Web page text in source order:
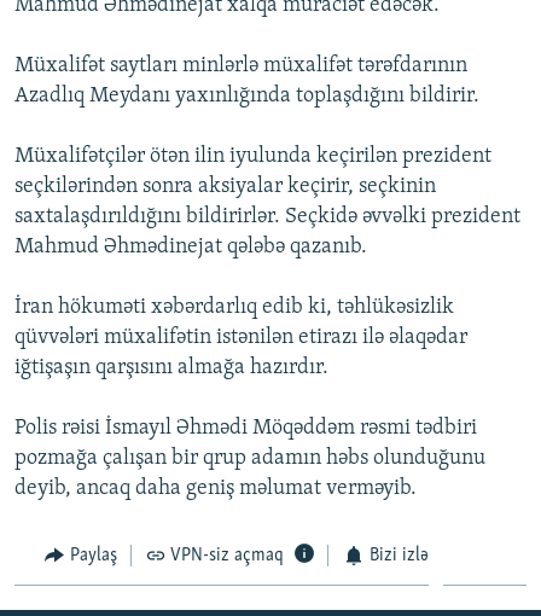
VIDEO
FOTOQALEREYA
İNFOQRAFIKA
KARIKATURA
RADIO ARXIV
OXU ZALI
AZƏRBAYCAN ƏDƏBIYYATI KITABXANASI
İSLAM VƏ DEMOKRATIYA
İZ - MƏDƏNIYYƏT PROQRAMI
HAQQIMIZDA
MISSIYAMIZ
PEŞƏ ETIKASI VƏ JURNALISTIKA STANDARTLARIMIZ
MATERIALLARIMIZDAN ISTIFADƏ
AZADLIQRADIOSU MOBIL TELEFONUNUZDA
XƏBƏR BÜLLETENLƏRIMIZ
RFE/RL-in bütün saytları
Mahmud Əhmədinejat xalqa müraciət edəcək.
Müxalifət saytları minlərlə müxalifət tərəfdarının
Azadlıq Meydanı yaxınlığında toplaşdığını bildirir.
Müxalifətçilər ötən ilin iyulunda keçirilən prezident
seçkilərindən sonra aksiyalar keçirir, seçkinin
saxtalaşdırıldığını bildirirlər. Seçkidə əvvəlki prezident
Mahmud Əhmədinejat qələbə qazanıb.
İran hökuməti xəbərdarlıq edib ki, təhlükəsizlik
qüvvələri müxalifətin istənilən etirazı ilə əlaqədar
iğtişaşın qarşısını almağa hazırdır.
Polis rəisi İsmayıl Əhmədi Möqəddəm rəsmi tədbiri
pozmağa çalışan bir qrup adamın həbs olunduğunu
deyib, ancaq daha geniş məlumat verməyib.
Paylaş VPN-siz açmaq Bizi izlə